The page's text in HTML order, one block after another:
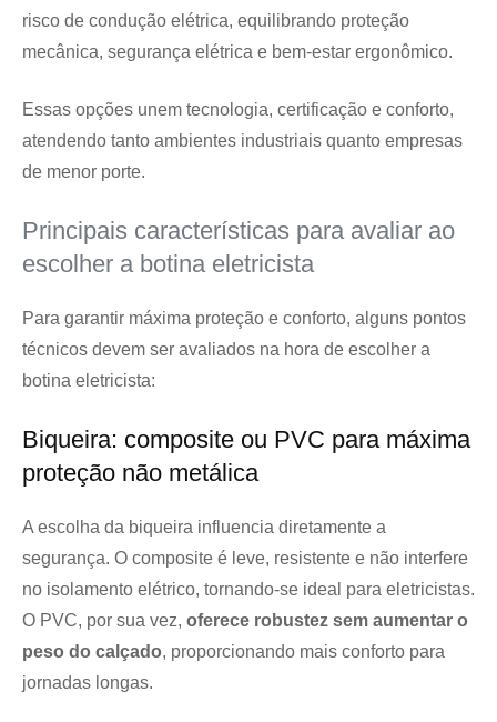
risco de condução elétrica, equilibrando proteção
mecânica, segurança elétrica e bem-estar ergonômico.
Essas opções unem tecnologia, certificação e conforto,
atendendo tanto ambientes industriais quanto empresas
de menor porte.
Principais características para avaliar ao
escolher a botina eletricista
Para garantir máxima proteção e conforto, alguns pontos
técnicos devem ser avaliados na hora de escolher a
botina eletricista:
Biqueira: composite ou PVC para máxima
proteção não metálica
A escolha da biqueira influencia diretamente a
segurança. O composite é leve, resistente e não interfere
no isolamento elétrico, tornando-se ideal para eletricistas.
O PVC, por sua vez, oferece robustez sem aumentar o
peso do calçado, proporcionando mais conforto para
jornadas longas.